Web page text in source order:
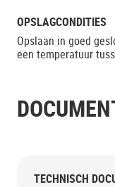
OPSLAGCONDITIES
Opslaan in goed
een temperatuur
TECHNISCH